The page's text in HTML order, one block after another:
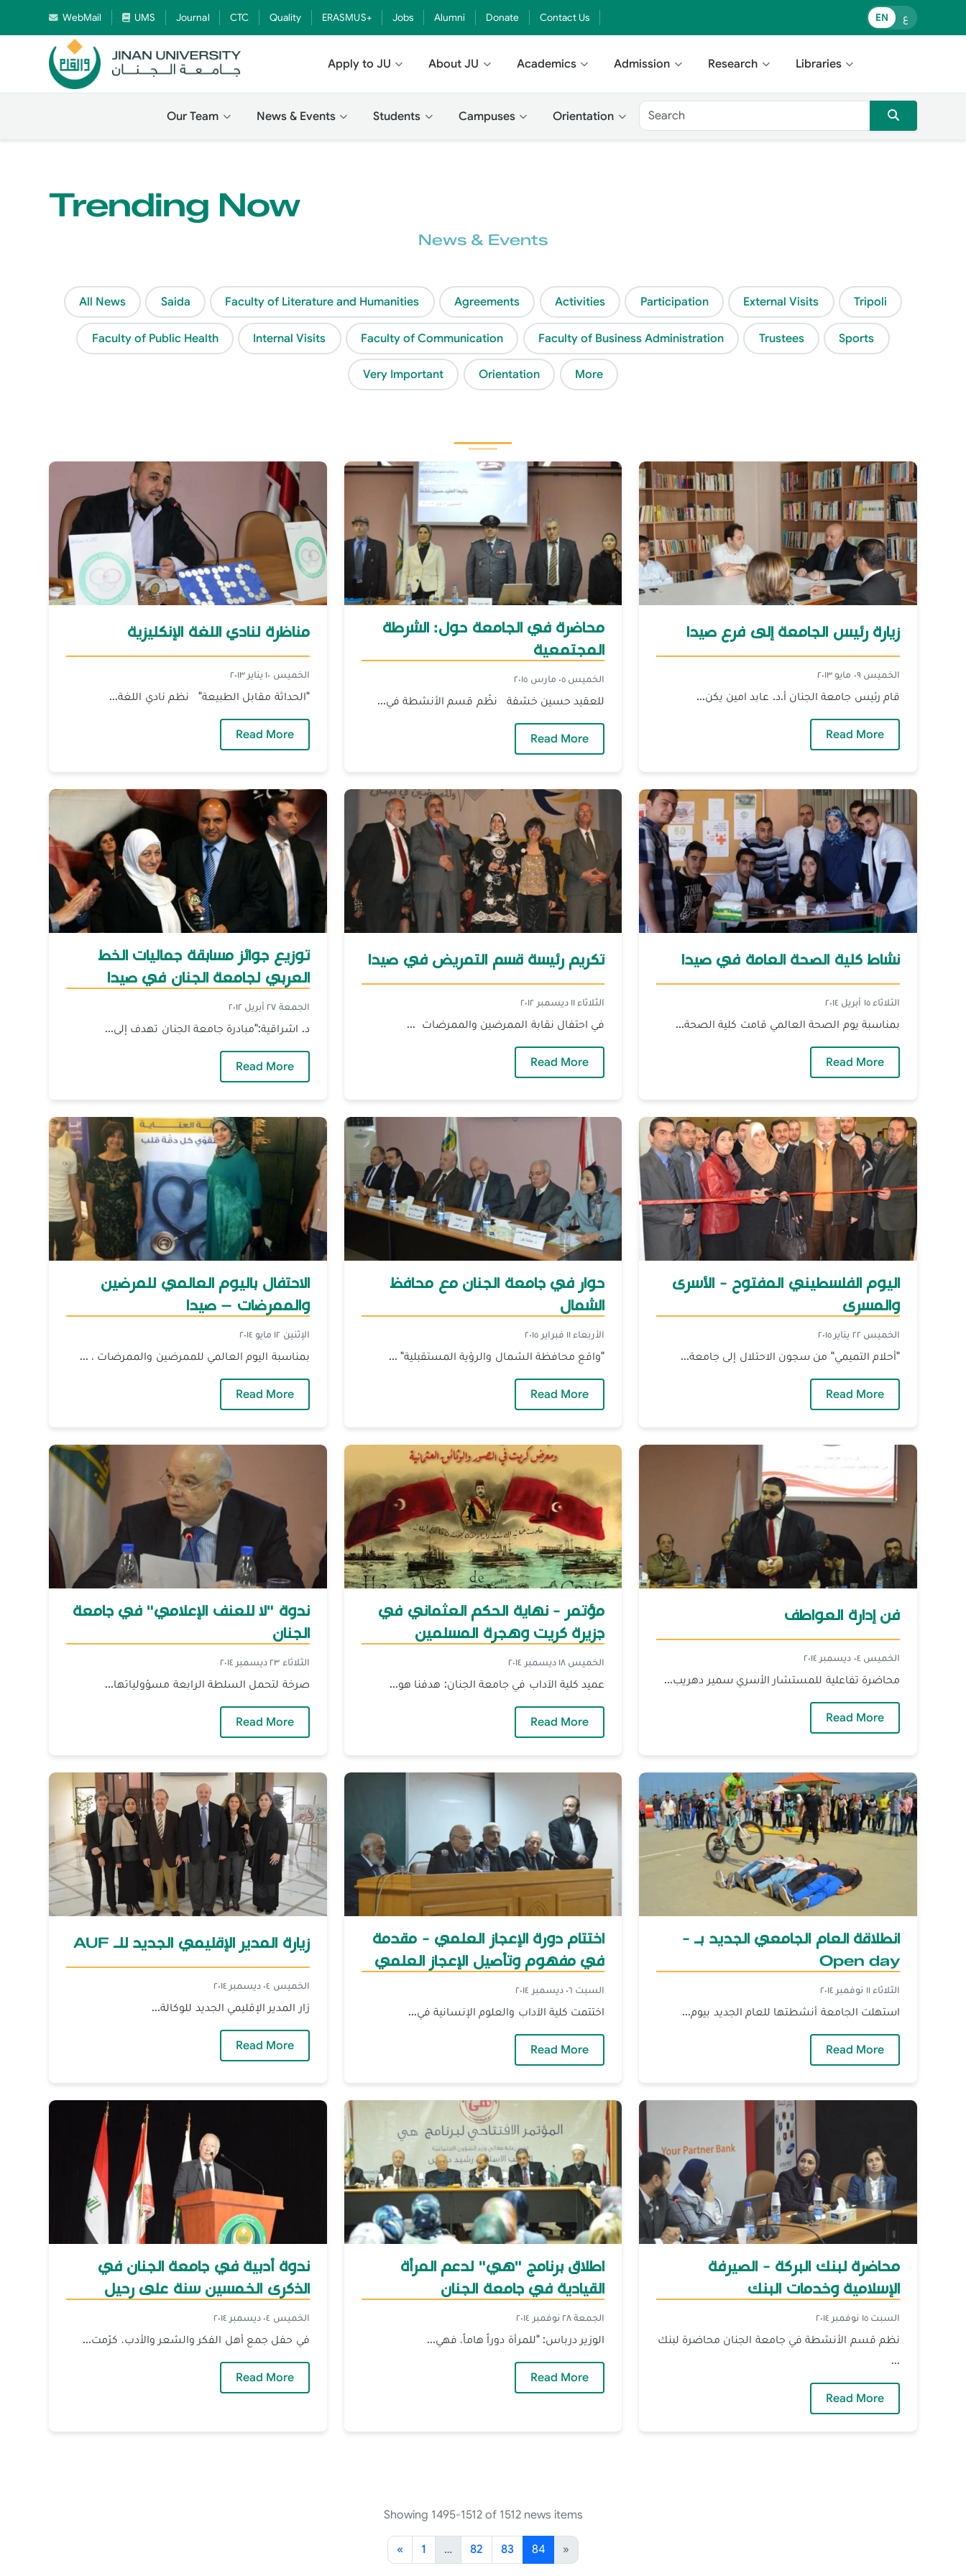
WebMail UMS Journal CTC Quality ERASMUS+ Jobs Alumni Donate Contact Us EN ع
Apply to JU About JU Academics Admission Research Libraries
Our Team News & Events Students Campuses Orientation
Trending Now
News & Events
All News Saida Faculty of Literature and Humanities Agreements Activities Participation External Visits Tripoli
Faculty of Public Health Internal Visits Faculty of Communication Faculty of Business Administration Trustees Sports
Very Important Orientation More
مناظرة لنادي اللغة الإنكليزية
الخميس ١٠ يناير ٢٠١٣
"الحداثة مقابل الطبيعة" نظم نادي اللغة...
Read More
محاضرة في الجامعة حول: الشرطة
المجتمعية
الخميس ٠٥ مارس ٢٠١٥
للعقيد حسين خشفة نظّم قسم الأنشطة في...
Read More— محاضرة في الجامعة حول: الشرطة المجتمعية
زيارة رئيس الجامعة إلى فرع صيدا
الخميس ٠٩ مايو ٢٠١٣
قام رئيس جامعة الجنان أ.د. عابد امين يكن...
Read More
توزيع جوائز مسابقة جماليات الخط
العربي لجامعة الجنان في صيدا
الجمعة ٢٧ أبريل ٢٠١٢
د. اشراقية:"مبادرة جامعة الجنان تهدف إلى...
Read More
تكريم رئيسة قسم التمريض في صيدا
الثلاثاء ١١ ديسمبر ٢٠١٢
في احتفال نقابة الممرضين والممرضات ...
Read More— تكريم رئيسة قسم التمريض في صيدا
نشاط كلية الصحة العامة في صيدا
الثلاثاء ١٥ أبريل ٢٠١٤
بمناسبة يوم الصحة العالمي قامت كلية الصحة...
Read More
الاحتفال باليوم العالمي للمرضين
والممرضات – صيدا
الإثنين ١٢ مايو ٢٠١٤
بمناسبة اليوم العالمي للممرضين والممرضات ، ...
Read More
حوار في جامعة الجنان مع محافظ
الشمال
الأربعاء ١١ فبراير ٢٠١٥
"واقع محافظة الشمال والرؤية المستقبلية" ...
Read More— حوار في جامعة الجنان مع محافظ الشمال
اليوم الفلسطيني المفتوح - الأسرى
والمسرى
الخميس ٢٢ يناير ٢٠١٥
"أحلام التميمي" من سجون الاحتلال إلى جامعة...
Read More
ندوة "لا للعنف الإعلامي" في جامعة
الجنان
الثلاثاء ٢٣ ديسمبر ٢٠١٤
صرخة لتحمل السلطة الرابعة مسؤولياتها...
Read More
مؤتمر - نهاية الحكم العثماني في
جزيرة كريت وهجرة المسلمين
الخميس ١٨ ديسمبر ٢٠١٤
عميد كلية الآداب في جامعة الجنان: هدفنا هو...
Read More— مؤتمر - نهاية الحكم العثماني في جزيرة كريت وهجرة المسلمين
فن إدارة العواطف
الخميس ٠٤ ديسمبر ٢٠١٤
محاضرة تفاعلية للمستشار الأسري سمير دهريب...
Read More
زيارة المدير الإقليمي الجديد للـ AUF
الخميس ٠٤ ديسمبر ٢٠١٤
زار المدير الإقليمي الجديد للوكالة...
Read More
اختتام دورة الإعجاز العلمي - مقدمة
في مفهوم وتأصيل الإعجاز العلمي
السبت ٠٦ ديسمبر ٢٠١٤
اختتمت كلية الآداب والعلوم الإنسانية في...
Read More— اختتام دورة الإعجاز العلمي - مقدمة في مفهوم وتأصيل الإعجاز العلمي
انطلاقة العام الجامعي الجديد بـ -
Open day
الثلاثاء ١١ نوفمبر ٢٠١٤
استهلت الجامعة أنشطتها للعام الجديد بيوم...
Read More
ندوة أدبية في جامعة الجنان في
الذكرى الخمسين سنة على رحيل
الشاعر العراقي بدر شاكر السياب
الخميس ٠٤ ديسمبر ٢٠١٤
في حفل جمع أهل الفكر والشعر والأدب، كرّمت...
Read More
اطلاق برنامج "هي" لدعم المرأة
القيادية في جامعة الجنان
الجمعة ٢٨ نوفمبر ٢٠١٤
الوزير درباس: "للمرأة دوراً هاماً، فهي...
Read More— اطلاق برنامج "هي" لدعم المرأة القيادية في جامعة الجنان
محاضرة لبنك البركة - الصيرفة
الإسلامية وخدمات البنك
السبت ١٥ نوفمبر ٢٠١٤
نظم قسم الأنشطة في جامعة الجنان محاضرة لبنك
...
Read More — محاضرة لبنك البركة - الصيرفة الإسلامية وخدمات البنك
Showing 1495-1512 of 1512 news items
« 1 … 82 83 84 »